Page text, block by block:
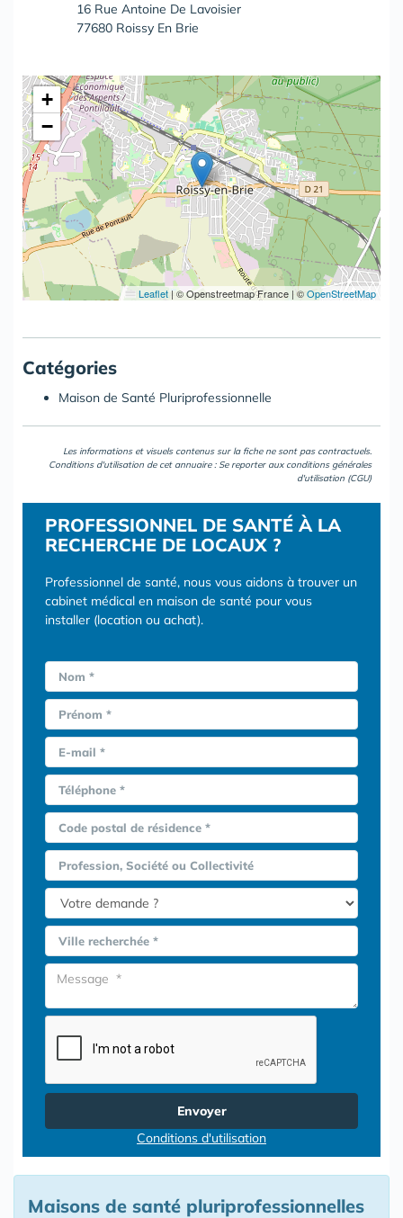
16 Rue Antoine De Lavoisier
77680 Roissy En Brie
+
−
Leaflet | © Openstreetmap France | ©OpenStreetMap
Catégories
Maison de Santé Pluriprofessionnelle
Les informations et visuels contenus sur la fiche ne sont pas contractuels.
Conditions d'utilisation de cet annuaire : Se reporter aux conditions générales
d'utilisation (CGU)
PROFESSIONNEL DE SANTÉ À LA
RECHERCHE DE LOCAUX ?
Professionnel de santé, nous vous aidons à trouver un
cabinet médical en maison de santé pour vous
installer (location ou achat).
Nom *
Prénom *
E-mail *
Téléphone *
Code postal de résidence *
Profession, Société ou Collectivité
Ville recherchée *
Envoyer
Conditions d'utilisation
Maisons de santé pluriprofessionnelles